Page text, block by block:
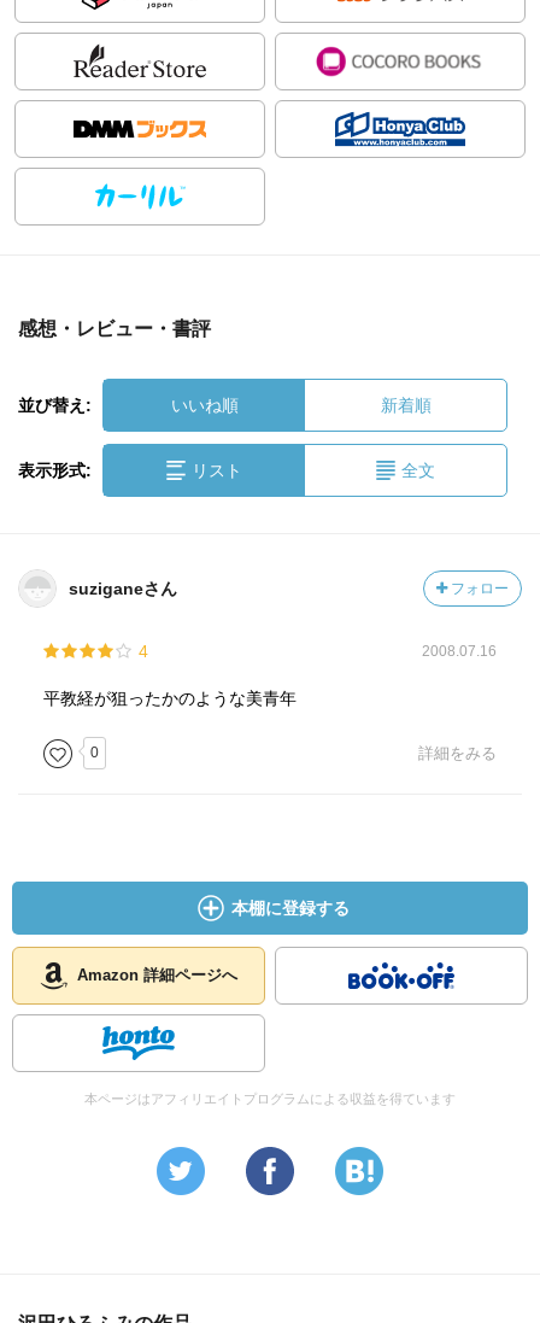
感想・レビュー・書評
並び替え: いいね順 新着順
表示形式: リスト 全文
suziganeさん フォロー
4 2008.07.16
平教経が狙ったかのような美青年
0 詳細をみる
本棚に登録する
Amazon 詳細ページへ
本ページはアフィリエイトプログラムによる収益を得ています